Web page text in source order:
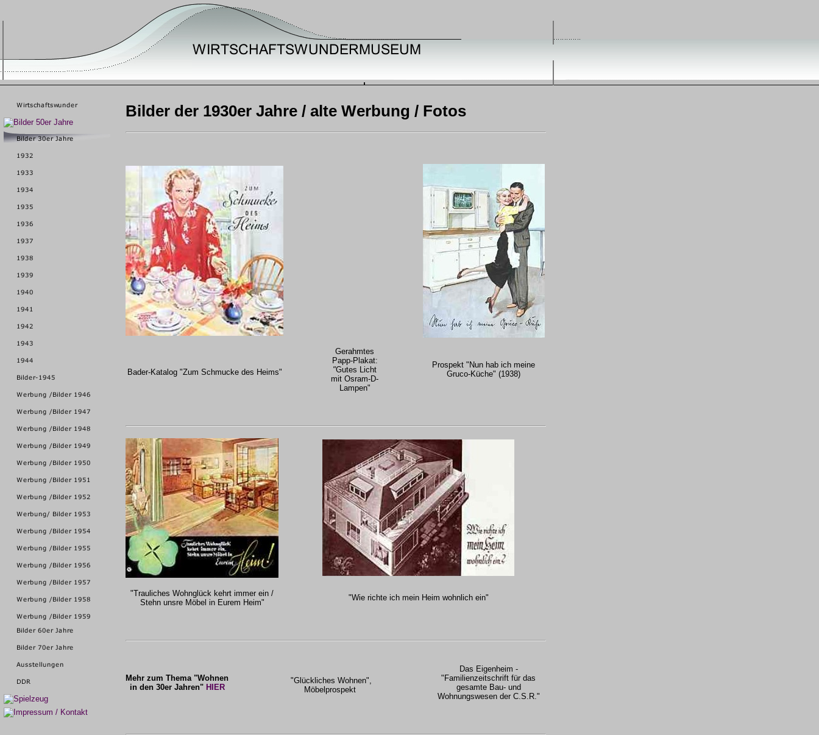
Bilder der 1930er Jahre / alte Werbung / Fotos
Bader-Katalog "Zum Schmucke des Heims"
Gerahmtes
Papp-Plakat:
"Gutes Licht
mit Osram-D-
Lampen"
Prospekt "Nun hab ich meine
Gruco-Küche" (1938)
"Trauliches Wohnglück kehrt immer ein /
Stehn unsre Möbel in Eurem Heim"
"Wie richte ich mein Heim wohnlich ein"
Mehr zum Thema "Wohnen
in den 30er Jahren" HIER
"Glückliches Wohnen",
Möbelprospekt
Das Eigenheim -
"Familienzeitschrift für das
gesamte Bau- und
Wohnungswesen der C.S.R."